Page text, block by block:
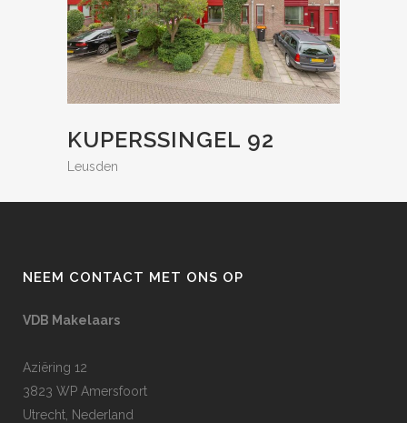
KUPERSSINGEL 92
Leusden
NEEM CONTACT MET ONS OP
VDB Makelaars
Aziëring 12
3823 WP Amersfoort
Utrecht, Nederland